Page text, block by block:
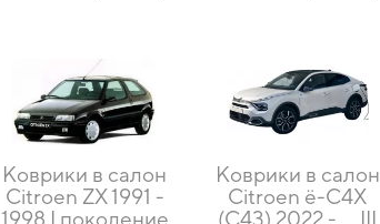
Коврики в салон
Citroen ZX 1991 -
1998 I поколение
Коврики в салон
Citroen ё-C4X
(С43) 2022 - ... III